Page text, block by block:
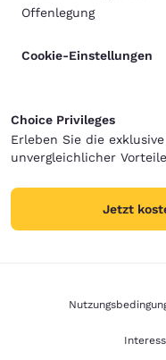
Offenlegung
Cookie-Einstellungen
Choice Privileges
Erleben Sie die
unvergleichlicher
Jetzt